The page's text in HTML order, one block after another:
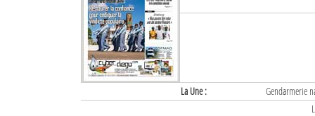
La Une :
Gendarmerie